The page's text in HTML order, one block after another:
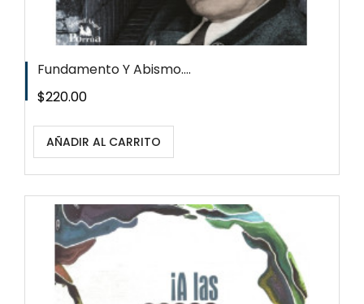
Fundamento Y Abismo....
Precio
$220.00
AÑADIR AL CARRITO